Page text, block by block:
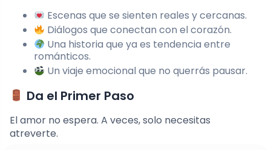
Escenas que se sienten reales y cercanas.
Diálogos que conectan con el corazón.
Una historia que ya es tendencia entre
románticos.
Un viaje emocional que no querrás pausar.
Da el Primer Paso
El amor no espera. A veces, solo necesitas
atreverte.